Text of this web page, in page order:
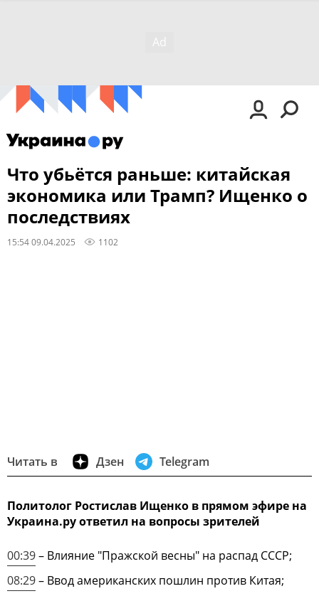
Что убьётся раньше: китайская
экономика или Трамп? Ищенко о
последствиях
15:54 09.04.2025 1102
Читать в Дзен Telegram
Политолог Ростислав Ищенко в прямом эфире на
Украина.ру ответил на вопросы зрителей
00:39– Влияние "Пражской весны" на распад СССР;
08:29– Ввод американских пошлин против Китая;